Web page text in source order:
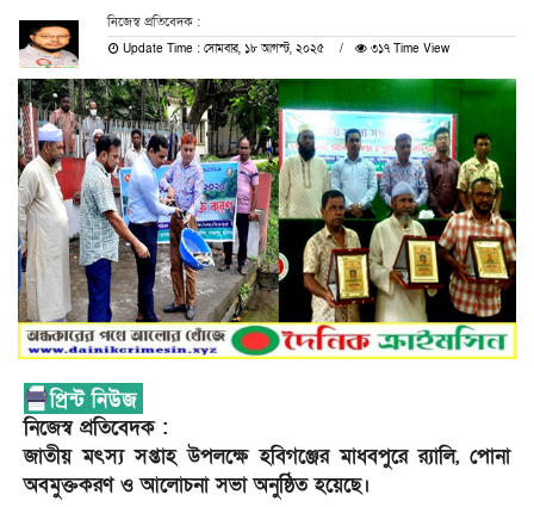
নিজেস্ব প্রতিবেদক :
Update Time : সোমবার, ১৮ আগস্ট, ২০২৫ ৩১৭ Time View
নিজেস্ব প্রতিবেদক :
জাতীয় মৎস্য সপ্তাহ উপলক্ষে হবিগঞ্জের মাধবপুরে র‍্যালি, পোনা
অবমুক্তকরণ ও আলোচনা সভা অনুষ্ঠিত হয়েছে।